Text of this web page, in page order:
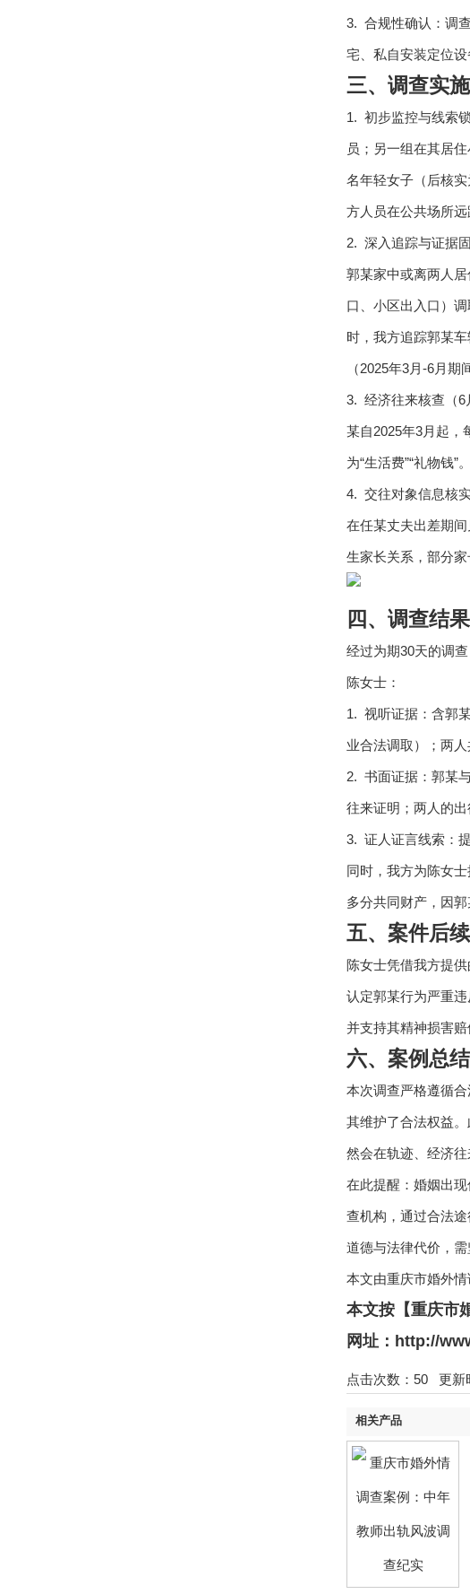
3. 合规性确认：调
宅、私自安装定位
三、调查实
1. 初步监控与线索
员；另一组在其居
名年轻女子（后核
方人员在公共场所远
2. 深入追踪与证据
郭某家中或离两人
口、小区出入口）
时，我方追踪郭某
（2025年3月-6月期
3. 经济往来核查（6
某自2025年3月起，
为“生活费”“礼物钱
4. 交往对象信息核
在任某丈夫出差期
生家长关系，部分家
四、调查结
经过为期30天的调
陈女士：
1. 视听证据：含郭
业合法调取）；两
2. 书面证据：郭某
往来证明；两人的
3. 证人证言线索：
同时，我方为陈女
多分共同财产，因
五、案件后
陈女士凭借我方提
认定郭某行为严重
并支持其精神损害
六、案例总
本次调查严格遵循
其维护了合法权益
然会在轨迹、经济往
在此提醒：婚姻出
查机构，通过合法
道德与法律代价，需
本文由重庆市婚外情
本文按【重庆市
网址：http://
点击次数：50 更新
相关产品